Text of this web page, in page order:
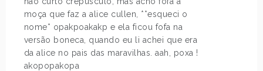
moça que faz a alice cullen, **esqueci o
nome* opakpoakakp e ela ficou fofa na
versão boneca, quando eu li achei que era
da alice no pais das maravilhas. aah, poxa !
akopopakopa